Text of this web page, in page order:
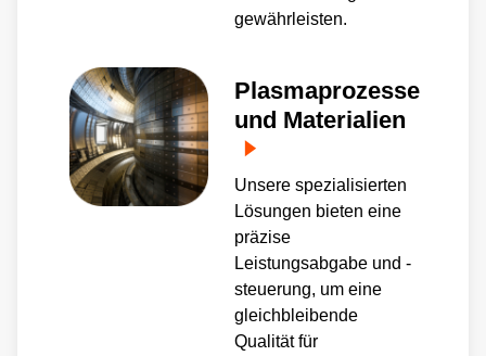
gewährleisten.
Plasmaprozesse
und Materialien
Unsere spezialisierten
Lösungen bieten eine
präzise
Leistungsabgabe und -
steuerung, um eine
gleichbleibende
Qualität für